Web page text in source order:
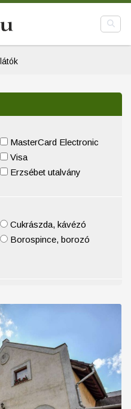
MasterCard Electronic
Visa
Erzsébet utalvány
Cukrászda, kávézó
Borospince, borozó